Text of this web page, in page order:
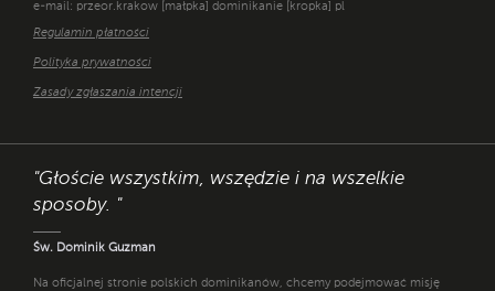
e-mail: przeor.krakow [małpka] dominikanie [kropka] pl
Regulamin płatności
Polityka prywatności
Zasady zgłaszania intencji
"Głoście wszystkim, wszędzie i na wszelkie
sposoby. "
Św. Dominik Guzman
Na oficjalnej stronie polskich dominikanów, chcemy podejmować misję